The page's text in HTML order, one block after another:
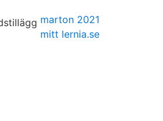
marton 2021
mitt lernia.se